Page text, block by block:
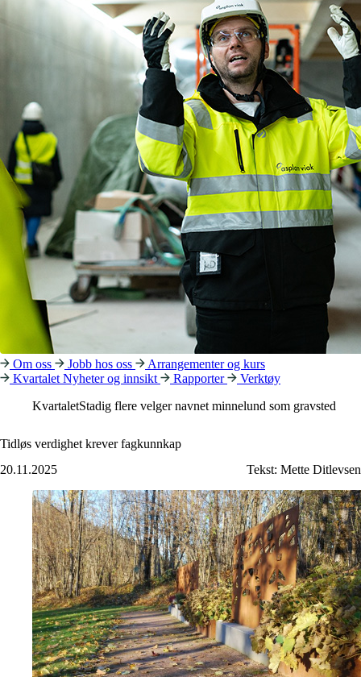
Om oss Jobb hos oss
Arrangementer og kurs
Kvartalet Nyheter og innsikt Rapporter
Verktøy
KvartaletStadig flere velger navnet minnelund som gravsted
Tidløs verdighet krever fagkunnkap
20.11.2025
Tekst: Mette Ditlevsen